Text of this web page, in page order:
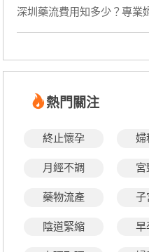
深圳藥流費用知多少？專業
熱門關注
終止懷孕 婦
月經不調 宮
藥物流產 子
陰道緊縮 早